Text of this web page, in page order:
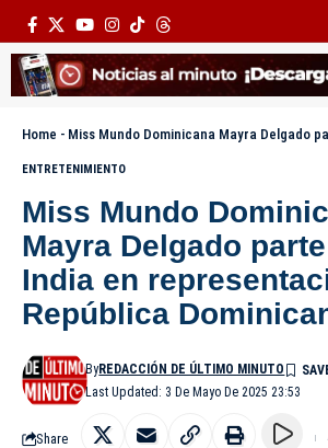
Home - Miss Mundo Dominicana Mayra Delgado parte hacia la India en
ENTRETENIMIENTO
Miss Mundo
Mayra Delgado
India en
República
Last Updated: 3 De Mayo De 2025 23:53
ByREDACCIÓN DE ÚLTIMO MINUTO
Share